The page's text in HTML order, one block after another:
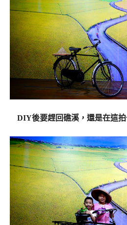
DIY後要趕回礁溪，還是在這